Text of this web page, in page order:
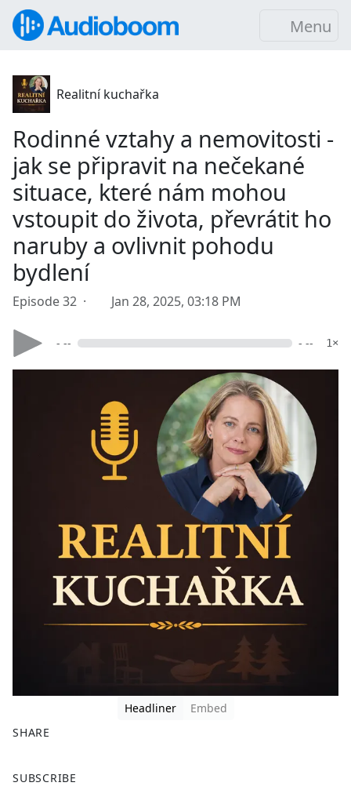
Menu
Realitní kuchařka
Rodinné vztahy a nemovitosti -
jak se připravit na nečekané
situace, které nám mohou
vstoupit do života, převrátit ho
naruby a ovlivnit pohodu
bydlení
Episode 32 · Jan 28, 2025, 03:18 PM
- -- - -- 1×
Headliner
Embed
SHARE
a
SUBSCRIBE